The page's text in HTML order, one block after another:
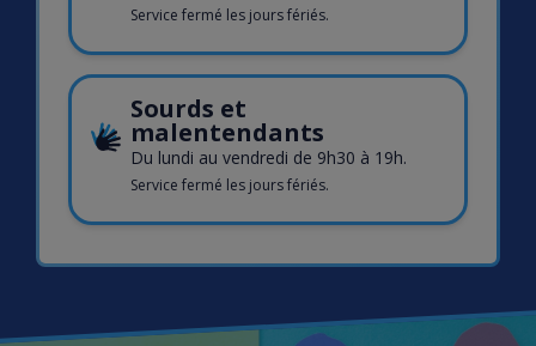
Service fermé les jours fériés.
Sourds et
malentendants
Du lundi au vendredi de 9h30 à 19h.
Service fermé les jours fériés.